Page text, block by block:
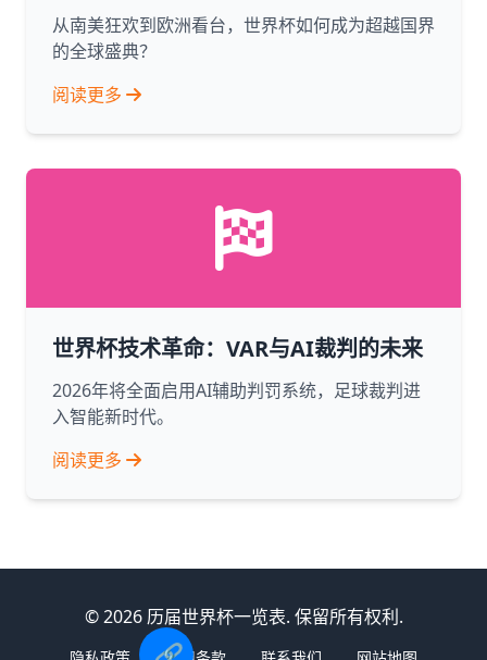
从南美狂欢到欧洲看台，世界杯如何成为超越国界
的全球盛典？
阅读更多
世界杯技术革命：VAR与AI裁判的未来
2026年将全面启用AI辅助判罚系统，足球裁判进
入智能新时代。
阅读更多
© 2026 历届世界杯一览表. 保留所有权利.
🔗